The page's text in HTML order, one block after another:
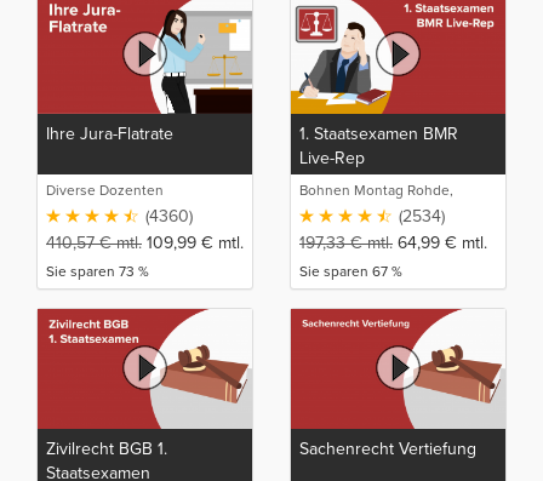
Ihre Jura-Flatrate
Diverse Dozenten
(4360)
410,57€mtl. 109,99 € mtl.
Sie sparen 73 %
1. Staatsexamen BMR
Live-Rep
Bohnen Montag Rohde,
Juristische Intensivlehrgänge
(2534)
197,33€mtl. 64,99 € mtl.
Sie sparen 67 %
Zivilrecht BGB 1.
Staatsexamen
Sachenrecht Vertiefung